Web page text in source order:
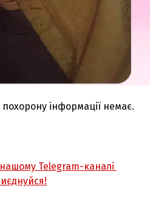
похорону інформації немає.
Telegram-каналі